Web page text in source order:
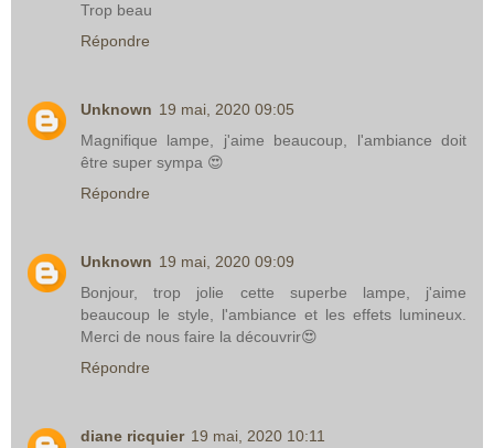
Trop beau
Répondre
Unknown 19 mai, 2020 09:05
Magnifique lampe, j'aime beaucoup, l'ambiance doit
être super sympa 😍
Répondre
Unknown 19 mai, 2020 09:09
Bonjour, trop jolie cette superbe lampe, j'aime
beaucoup le style, l'ambiance et les effets lumineux.
Merci de nous faire la découvrir😍
Répondre
diane ricquier 19 mai, 2020 10:11